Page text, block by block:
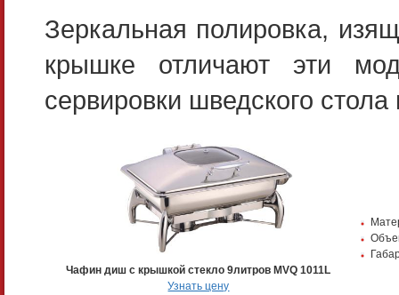
Зеркальная полировка,
крышке отличают эти
сервировки шведского стола
Чафин диш с крышкой стекло 9литров MVQ 1011L
Узнать цену